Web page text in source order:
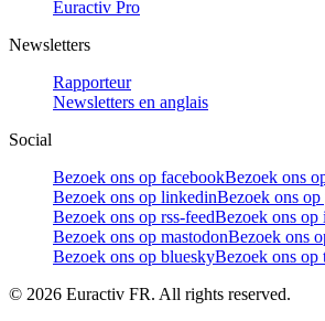
Euractiv Pro
Newsletters
Rapporteur
Newsletters en anglais
Social
Bezoek ons op facebookBezoek ons
Bezoek ons op linkedinBezoek ons
Bezoek ons op rss-feedBezoek ons op
Bezoek ons op mastodonBezoek ons
Bezoek ons op blueskyBezoek ons op
© 2026 Euractiv FR. All rights reserved.